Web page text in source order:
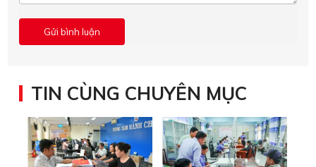
TIN CÙNG CHUYÊN MỤC